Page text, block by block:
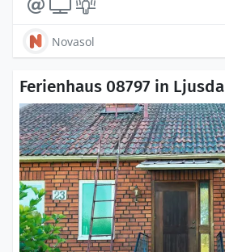
Novasol
Ferienhaus 08797 in